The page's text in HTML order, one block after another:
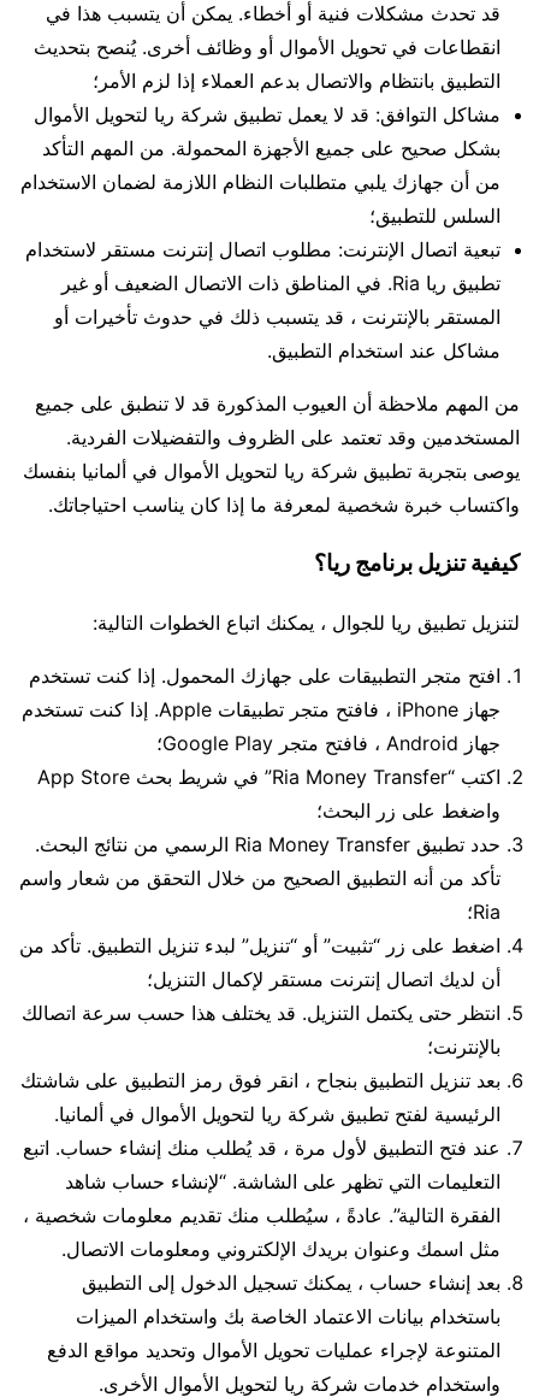
قد تحدث مشكلات فنية أو أخطاء. يمكن أن يتسبب هذا في
انقطاعات في تحويل الأموال أو وظائف أخرى. يُنصح بتحديث
التطبيق بانتظام والاتصال بدعم العملاء إذا لزم الأمر؛
مشاكل التوافق: قد لا يعمل تطبيق شركة ريا لتحويل الأموال
بشكل صحيح على جميع الأجهزة المحمولة. من المهم التأكد
من أن جهازك يلبي متطلبات النظام اللازمة لضمان الاستخدام
السلس للتطبيق؛
تبعية اتصال الإنترنت: مطلوب اتصال إنترنت مستقر لاستخدام
تطبيق ريا Ria. في المناطق ذات الاتصال الضعيف أو غير
المستقر بالإنترنت ، قد يتسبب ذلك في حدوث تأخيرات أو
مشاكل عند استخدام التطبيق.
من المهم ملاحظة أن العيوب المذكورة قد لا تنطبق على جميع
المستخدمين وقد تعتمد على الظروف والتفضيلات الفردية.
يوصى بتجربة تطبيق شركة ريا لتحويل الأموال في ألمانيا بنفسك
واكتساب خبرة شخصية لمعرفة ما إذا كان يناسب احتياجاتك.
كيفية تنزيل برنامج ريا؟
لتنزيل تطبيق ريا للجوال ، يمكنك اتباع الخطوات التالية:
افتح متجر التطبيقات على جهازك المحمول. إذا كنت تستخدم
جهاز iPhone ، فافتح متجر تطبيقات Apple. إذا كنت تستخدم
جهاز Android ، فافتح متجر Google Play؛
اكتب “Ria Money Transfer” في شريط بحث App Store
واضغط على زر البحث؛
حدد تطبيق Ria Money Transfer الرسمي من نتائج البحث.
تأكد من أنه التطبيق الصحيح من خلال التحقق من شعار واسم
Ria؛
اضغط على زر “تثبيت” أو “تنزيل” لبدء تنزيل التطبيق. تأكد من
أن لديك اتصال إنترنت مستقر لإكمال التنزيل؛
انتظر حتى يكتمل التنزيل. قد يختلف هذا حسب سرعة اتصالك
بالإنترنت؛
بعد تنزيل التطبيق بنجاح ، انقر فوق رمز التطبيق على شاشتك
الرئيسية لفتح تطبيق شركة ريا لتحويل الأموال في ألمانيا.
عند فتح التطبيق لأول مرة ، قد يُطلب منك إنشاء حساب. اتبع
التعليمات التي تظهر على الشاشة. “لإنشاء حساب شاهد
الفقرة التالية”. عادةً ، سيُطلب منك تقديم معلومات شخصية ،
مثل اسمك وعنوان بريدك الإلكتروني ومعلومات الاتصال.
بعد إنشاء حساب ، يمكنك تسجيل الدخول إلى التطبيق
باستخدام بيانات الاعتماد الخاصة بك واستخدام الميزات
المتنوعة لإجراء عمليات تحويل الأموال وتحديد مواقع الدفع
واستخدام خدمات شركة ريا لتحويل الأموال الأخرى.